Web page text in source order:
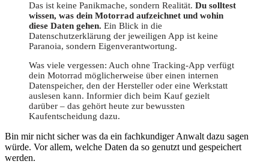
Das ist keine Panikmache, sondern Realität. Du solltest
wissen, was dein Motorrad aufzeichnet und wohin
diese Daten gehen. Ein Blick in die
Datenschutzerklärung der jeweiligen App ist keine
Paranoia, sondern Eigenverantwortung.
Was viele vergessen: Auch ohne Tracking-App verfügt
dein Motorrad möglicherweise über einen internen
Datenspeicher, den der Hersteller oder eine Werkstatt
auslesen kann. Informier dich beim Kauf gezielt
darüber – das gehört heute zur bewussten
Kaufentscheidung dazu.
Bin mir nicht sicher was da ein fachkundiger Anwalt dazu sagen
würde. Vor allem, welche Daten da so genutzt und gespeichert
werden.